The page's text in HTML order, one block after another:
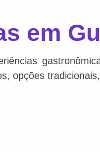
em
opções